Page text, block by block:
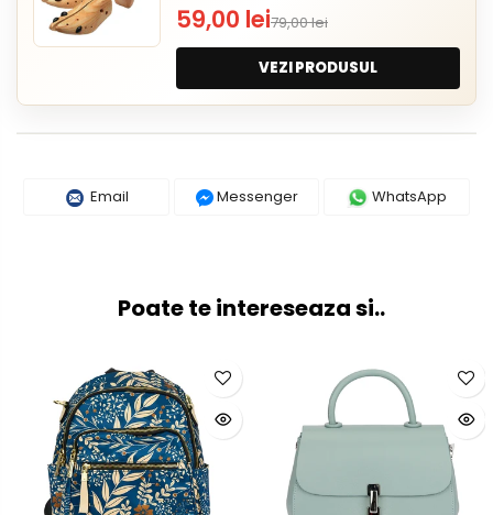
59,00 lei79,00 lei
VEZI PRODUSUL
Email Messenger WhatsApp
Poate te intereseaza si..